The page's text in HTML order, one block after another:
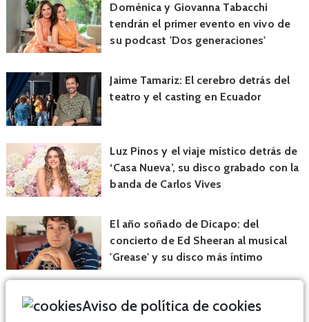
Doménica y Giovanna Tabacchi
tendrán el primer evento en vivo de
su podcast 'Dos generaciones'
Jaime Tamariz: El cerebro detrás del
teatro y el casting en Ecuador
Luz Pinos y el viaje místico detrás de
‘Casa Nueva’, su disco grabado con la
banda de Carlos Vives
El año soñado de Dicapo: del
concierto de Ed Sheeran al musical
'Grease' y su disco más íntimo
Aviso de política de cookies